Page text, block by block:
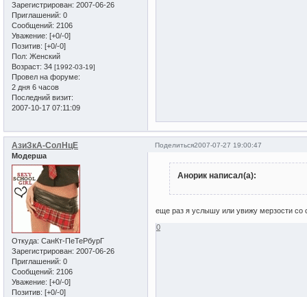
Зарегистрирован: 2007-06-26
Приглашений: 0
Сообщений: 2106
Уважение: [+0/-0]
Позитив: [+0/-0]
Пол: Женский
Возраст: 34 [1992-03-19]
Провел на форуме:
2 дня 6 часов
Последний визит:
2007-10-17 07:11:09
Поделиться2007-07-27 19:00:47
АзиЗкА-СолНцЕ
Модерша
Откуда: СанКт-ПеТеРбурГ
Зарегистрирован: 2007-06-26
Приглашений: 0
Сообщений: 2106
Уважение: [+0/-0]
Позитив: [+0/-0]
Анорик написал(а):
еще раз я услышу или увижу мерзости со
0